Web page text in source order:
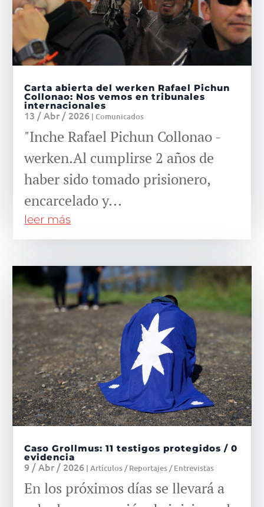
Carta abierta del werken Rafael Pichun
Collonao: Nos vemos en tribunales
internacionales
13 / Abr / 2026 |Comunicados
"Inche Rafael Pichun Collonao -
werken.Al cumplirse 2 años de
haber sido tomado prisionero,
encarcelado y...
leer más
Caso Grollmus: 11 testigos protegidos / 0
evidencia
9 / Abr / 2026 |Artículos / Reportajes / Entrevistas
En los próximos días se llevará a